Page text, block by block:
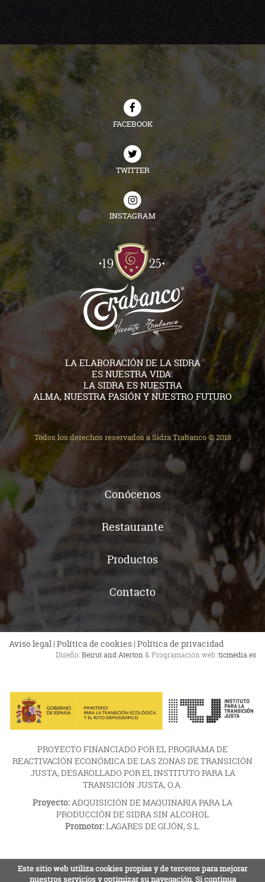
FACEBOOK
TWITTER
INSTAGRAM
LA ELABORACIÓN DE LA SIDRA
ES NUESTRA VIDA.
LA SIDRA ES NUESTRA
ALMA, NUESTRA PASIÓN Y NUESTRO FUTURO
Todos los derechos reservados a Sidra Trabanco © 2018
Conócenos
Restaurante
Productos
Contacto
Aviso legal | Política de cookies | Política de privacidad
Diseño:Beirut and Aterton& Programación web:ticmedia.es
PROYECTO FINANCIADO POR EL PROGRAMA DE
REACTIVACIÓN ECONÓMICA DE LAS ZONAS DE TRANSICIÓN
JUSTA, DESAROLLADO POR EL INSTITUTO PARA LA
TRANSICIÓN JUSTA, O.A.
Proyecto:ADQUISICIÓN DE MAQUINARIA PARA LA
PRODUCCIÓN DE SIDRA SIN ALCOHOL
Promotor:LAGARES DE GIJÓN, S.L.
Este sitio web utiliza cookies propias y de terceros para mejorar
nuestros servicios y optimizar su navegación. Si continua